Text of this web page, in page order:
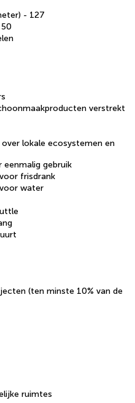
- 127
verstrekt
lokale ecosystemen en
gebruik
frisdrank
water
(ten minste 10% van de
ruimtes